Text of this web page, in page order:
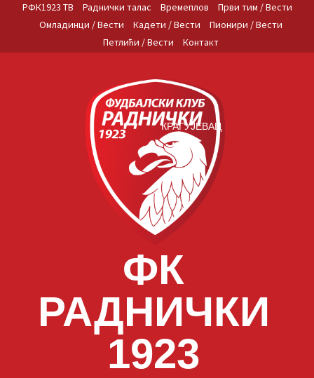
РФК1923 ТВ Раднички талас Времеплов
Први тим / Вести
Омладинци / Вести
Кадети / Вести
Пионири / Вести
Петлићи / Вести
Контакт
ФК
РАДНИЧКИ
1923
КРАГУЈЕВАЦ